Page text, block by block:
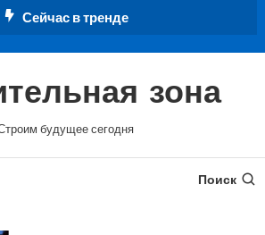
Сейчас в тренде
зона
будущее сегодня
Поиск